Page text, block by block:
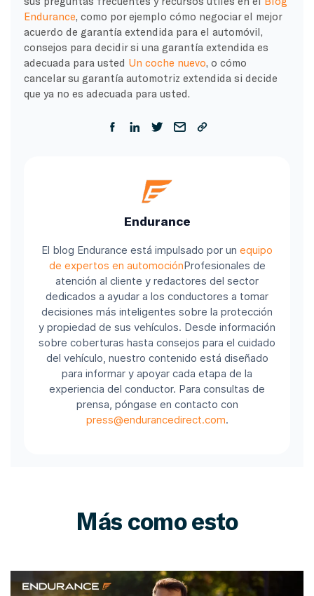
Endurance, como por ejemplo cómo negociar el mejor
acuerdo de garantía extendida para el automóvil,
consejos para decidir si una garantía extendida es
adecuada para usted Un coche nuevo, o cómo
cancelar su garantía automotriz extendida si decide
que ya no es adecuada para usted.
Endurance
El blog Endurance está impulsado por un equipo
de expertos en automociónProfesionales de
atención al cliente y redactores del sector
dedicados a ayudar a los conductores a tomar
decisiones más inteligentes sobre la protección
y propiedad de sus vehículos. Desde información
sobre coberturas hasta consejos para el cuidado
del vehículo, nuestro contenido está diseñado
para informar y apoyar cada etapa de la
experiencia del conductor. Para consultas de
prensa, póngase en contacto con
press@endurancedirect.com.
Más como esto